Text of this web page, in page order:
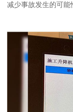
减少事故发生的可能